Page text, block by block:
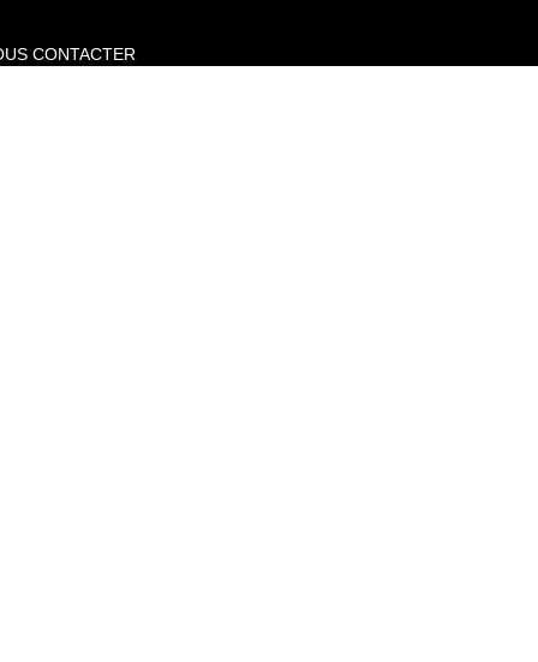
CONTACTER